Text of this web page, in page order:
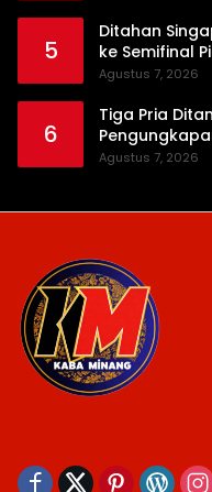
5
Ditahan
ke Semifinal
Agustus 7, 2026
6
Tiga Pria
Timbangan
Agustus 7, 2026